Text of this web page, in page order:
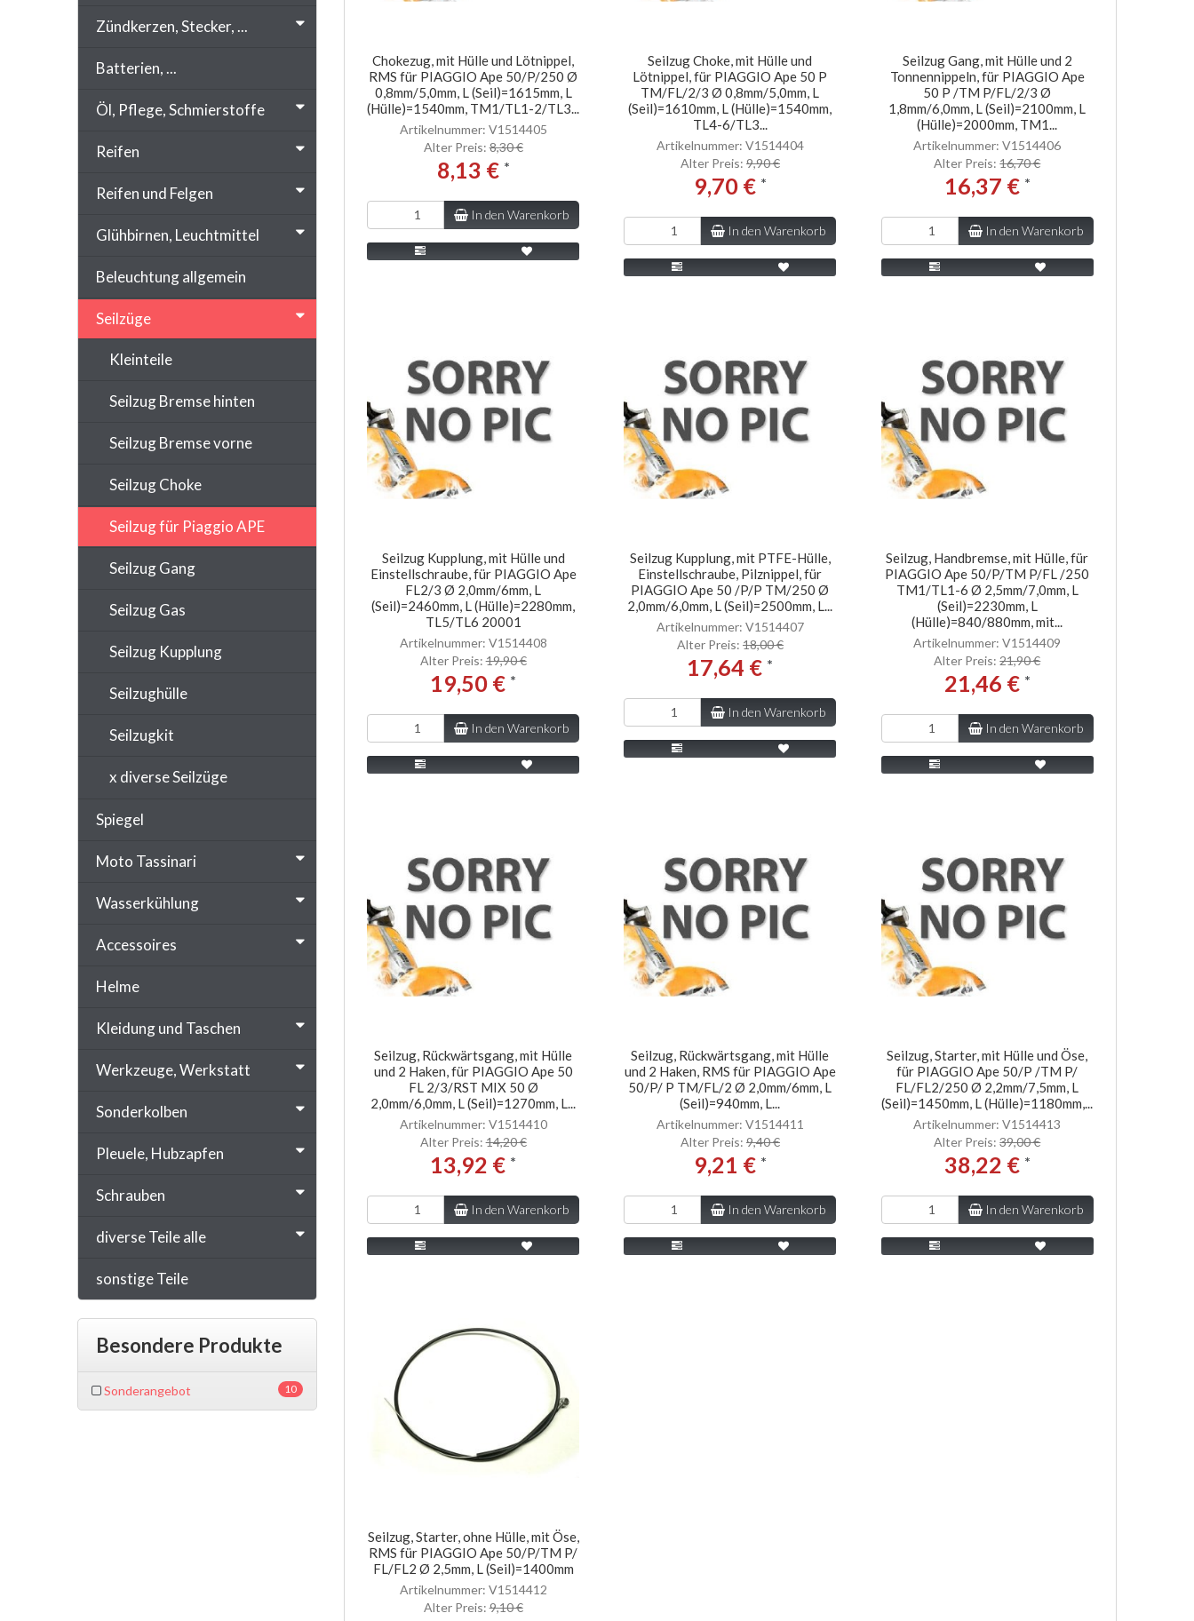
Chokezug, mit Hülle und Lötnippel,
RMS für PIAGGIO Ape 50/P/250 Ø
0,8mm/5,0mm, L (Seil)=1615mm, L
(Hülle)=1540mm, TM1/TL1-2/TL3...
Artikelnummer: V1514405
Alter Preis:8,30 €
8,13 € *
In den Warenkorb
Seilzug Choke, mit Hülle und
Lötnippel, für PIAGGIO Ape 50 P
TM/FL/2/3 Ø 0,8mm/5,0mm, L
(Seil)=1610mm, L (Hülle)=1540mm,
TL4-6/TL3...
Artikelnummer: V1514404
Alter Preis: 9,90 €
9,70 € *
In den Warenkorb
Seilzug Gang, mit Hülle und 2
Tonnennippeln, für PIAGGIO Ape
50 P /TM P/FL/2/3 Ø
1,8mm/6,0mm, L (Seil)=2100mm, L
(Hülle)=2000mm, TM1...
Artikelnummer: V1514406
Alter Preis:16,70 €
16,37 € *
In den Warenkorb
Seilzug Kupplung, mit Hülle und
Einstellschraube, für PIAGGIO Ape
FL2/3 Ø 2,0mm/6mm, L
(Seil)=2460mm, L (Hülle)=2280mm,
TL5/TL6 20001
Artikelnummer: V1514408
Alter Preis:19,90 €
19,50 € *
In den Warenkorb
Seilzug Kupplung, mit PTFE-Hülle,
Einstellschraube, Pilznippel, für
PIAGGIO Ape 50 /P/P TM/250 Ø
2,0mm/6,0mm, L (Seil)=2500mm, L...
Artikelnummer: V1514407
Alter Preis: 18,00 €
17,64 € *
In den Warenkorb
Seilzug, Handbremse, mit Hülle, für
PIAGGIO Ape 50/P/TM P/FL /250
TM1/TL1-6 Ø 2,5mm/7,0mm, L
(Seil)=2230mm, L
(Hülle)=840/880mm, mit...
Artikelnummer: V1514409
Alter Preis:21,90 €
21,46 € *
In den Warenkorb
Seilzug, Rückwärtsgang, mit Hülle
und 2 Haken, für PIAGGIO Ape 50
FL 2/3/RST MIX 50 Ø
2,0mm/6,0mm, L (Seil)=1270mm, L...
Artikelnummer: V1514410
Alter Preis:14,20 €
13,92 € *
In den Warenkorb
Seilzug, Rückwärtsgang, mit Hülle
und 2 Haken, RMS für PIAGGIO Ape
50/P/ P TM/FL/2 Ø 2,0mm/6mm, L
(Seil)=940mm, L...
Artikelnummer: V1514411
Alter Preis: 9,40 €
9,21 € *
In den Warenkorb
Seilzug, Starter, mit Hülle und Öse,
für PIAGGIO Ape 50/P /TM P/
FL/FL2/250 Ø 2,2mm/7,5mm, L
(Seil)=1450mm, L (Hülle)=1180mm,...
Artikelnummer: V1514413
Alter Preis:39,00 €
38,22 € *
In den Warenkorb
Seilzug, Starter, ohne Hülle, mit Öse,
RMS für PIAGGIO Ape 50/P/TM P/
FL/FL2 Ø 2,5mm, L (Seil)=1400mm
Artikelnummer: V1514412
Alter Preis:9,10 €
Zündkerzen, Stecker, ...
Batterien, ...
Öl, Pflege, Schmierstoffe
Reifen
Reifen und Felgen
Glühbirnen, Leuchtmittel
Beleuchtung allgemein
Seilzüge
Kleinteile
Seilzug Bremse hinten
Seilzug Bremse vorne
Seilzug Choke
Seilzug für Piaggio APE
Seilzug Gang
Seilzug Gas
Seilzug Kupplung
Seilzughülle
Seilzugkit
x diverse Seilzüge
Spiegel
Moto Tassinari
Wasserkühlung
Accessoires
Helme
Kleidung und Taschen
Werkzeuge, Werkstatt
Sonderkolben
Pleuele, Hubzapfen
Schrauben
diverse Teile alle
sonstige Teile
Besondere Produkte
10
Sonderangebot